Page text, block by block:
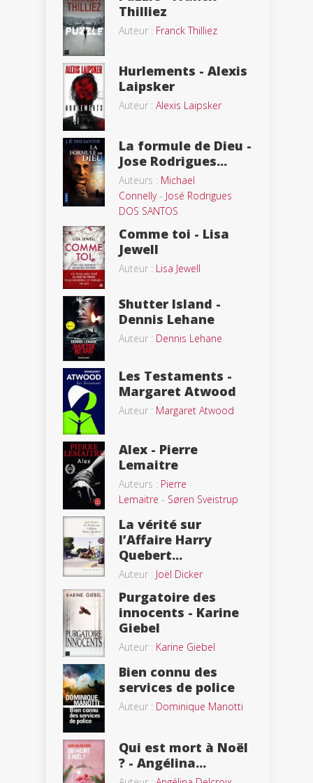
Thilliez
Auteur : Franck Thilliez
Hurlements - Alexis
Laipsker
Auteur : Alexis Laipsker
La formule de Dieu -
Jose Rodrigues...
Auteurs : Michael
Connelly- José Rodrigues
DOS SANTOS
Comme toi - Lisa
Jewell
Auteur : Lisa Jewell
Shutter Island -
Dennis Lehane
Auteur : Dennis Lehane
Les Testaments -
Margaret Atwood
Auteur : Margaret Atwood
Alex - Pierre
Lemaitre
Auteurs : Pierre
Lemaitre - Søren Sveistrup
La vérité sur
l’Affaire Harry
Quebert...
Auteur : Joël Dicker
Purgatoire des
innocents - Karine
Giebel
Auteur : Karine Giebel
Bien connu des
services de police
Auteur : Dominique Manotti
Qui est mort à Noël
? - Angélina...